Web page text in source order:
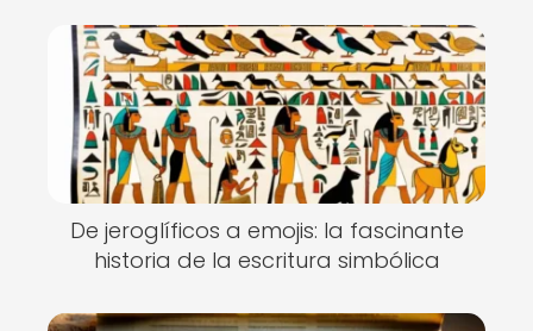
De jeroglíficos a emojis: la fascinante
historia de la escritura simbólica